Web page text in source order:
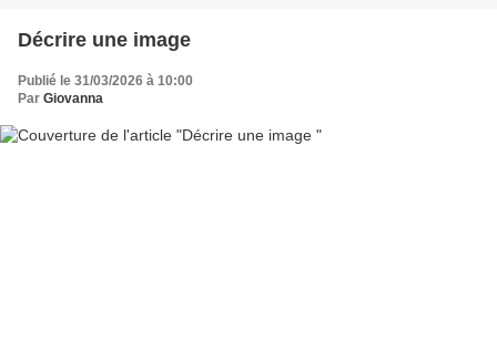
Décrire une image
Publié le 31/03/2026 à 10:00
Par Giovanna